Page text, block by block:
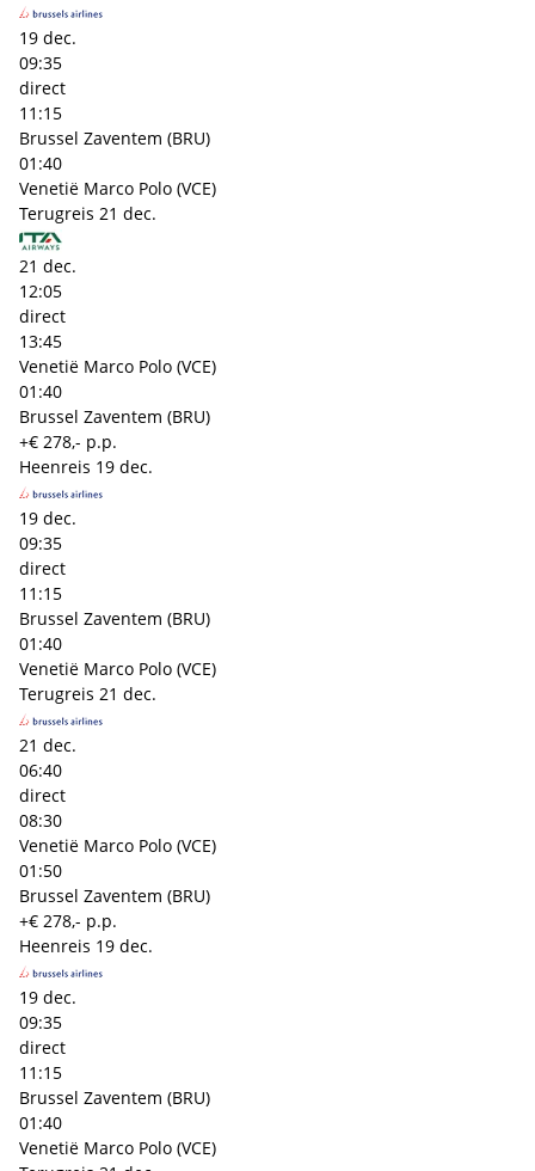
19 dec.
09:35
direct
11:15
Brussel Zaventem (BRU)
01:40
Venetië Marco Polo (VCE)
Terugreis 21 dec.
21 dec.
12:05
direct
13:45
Venetië Marco Polo (VCE)
01:40
Brussel Zaventem (BRU)
+€ 278,- p.p.
Heenreis 19 dec.
19 dec.
09:35
direct
11:15
Brussel Zaventem (BRU)
01:40
Venetië Marco Polo (VCE)
Terugreis 21 dec.
21 dec.
06:40
direct
08:30
Venetië Marco Polo (VCE)
01:50
Brussel Zaventem (BRU)
+€ 278,- p.p.
Heenreis 19 dec.
19 dec.
09:35
direct
11:15
Brussel Zaventem (BRU)
01:40
Venetië Marco Polo (VCE)